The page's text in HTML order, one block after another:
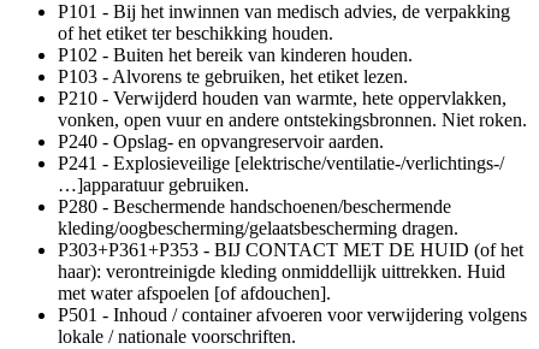
P101 - Bij het inwinnen van medisch advies, de verpakking
of het etiket ter beschikking houden.
P102 - Buiten het bereik van kinderen houden.
P103 - Alvorens te gebruiken, het etiket lezen.
P210 - Verwijderd houden van warmte, hete oppervlakken,
vonken, open vuur en andere ontstekingsbronnen. Niet roken.
P240 - Opslag- en opvangreservoir aarden.
P241 - Explosieveilige [elektrische/ventilatie-/verlichtings-/
…]apparatuur gebruiken.
P280 - Beschermende handschoenen/beschermende
kleding/oogbescherming/gelaatsbescherming dragen.
P303+P361+P353 - BIJ CONTACT MET DE HUID (of het
haar): verontreinigde kleding onmiddellijk uittrekken. Huid
met water afspoelen [of afdouchen].
P501 - Inhoud / container afvoeren voor verwijdering volgens
lokale / nationale voorschriften.